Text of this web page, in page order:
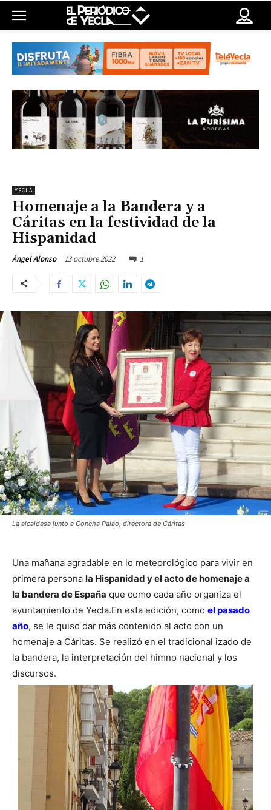
YECLA
Homenaje a la Bandera y a
Cáritas en la festividad de la
Hispanidad
Ángel Alonso 13 octubre 2022 1
La alcaldesa junto a Concha Palao, directora de Cáritas
Una mañana agradable en lo meteorológico para vivir en
primera persona la Hispanidad y el acto de homenaje a
la bandera de España que como cada año organiza el
ayuntamiento de Yecla.En esta edición, como el pasado
año, se le quiso dar más contenido al acto con un
homenaje a Cáritas. Se realizó en el tradicional izado de
la bandera, la interpretación del himno nacional y los
discursos.